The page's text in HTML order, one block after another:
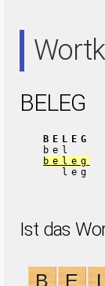
BELEG
BELEG
bel
beleg
leg
Ist das